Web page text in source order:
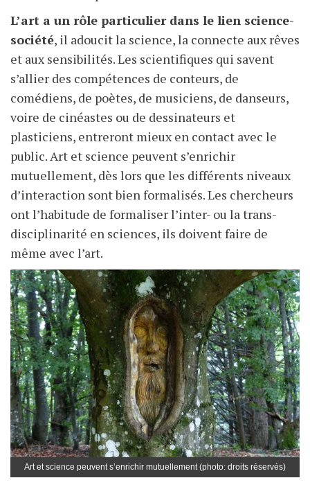
L’art a un rôle particulier dans le lien science-
société, il adoucit la science, la connecte aux rêves
et aux sensibilités. Les scientifiques qui savent
s’allier des compétences de conteurs, de
comédiens, de poètes, de musiciens, de danseurs,
voire de cinéastes ou de dessinateurs et
plasticiens, entreront mieux en contact avec le
public. Art et science peuvent s’enrichir
mutuellement, dès lors que les différents niveaux
d’interaction sont bien formalisés. Les chercheurs
ont l’habitude de formaliser l’inter- ou la trans-
disciplinarité en sciences, ils doivent faire de
même avec l’art.
Art et science peuvent s’enrichir mutuellement (photo: droits réservés)